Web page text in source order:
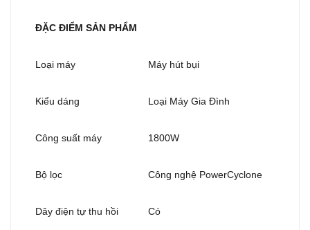
ĐẶC ĐIỂM SẢN PHẨM
Loại máy Máy hút bụi
Kiểu dáng Loại Máy Gia Đình
Công suất máy 1800W
Bộ lọc Công nghệ PowerCyclone
Dây điện tự thu hồi Có